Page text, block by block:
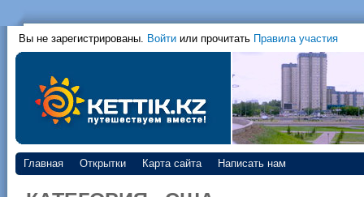
Вы не зарегистрированы. Войти или прочитать Правила участия
Главная Открытки Карта сайта Написать нам